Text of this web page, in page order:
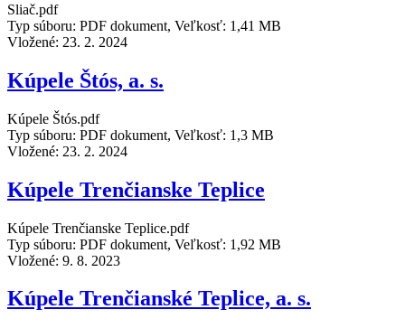
Sliač.pdf
Typ súboru: PDF dokument, Veľkosť: 1,41 MB
Vložené: 23. 2. 2024
Kúpele Štós, a. s.
Kúpele Štós.pdf
Typ súboru: PDF dokument, Veľkosť: 1,3 MB
Vložené: 23. 2. 2024
Kúpele Trenčianske Teplice
Kúpele Trenčianske Teplice.pdf
Typ súboru: PDF dokument, Veľkosť: 1,92 MB
Vložené: 9. 8. 2023
Kúpele Trenčianské Teplice, a. s.